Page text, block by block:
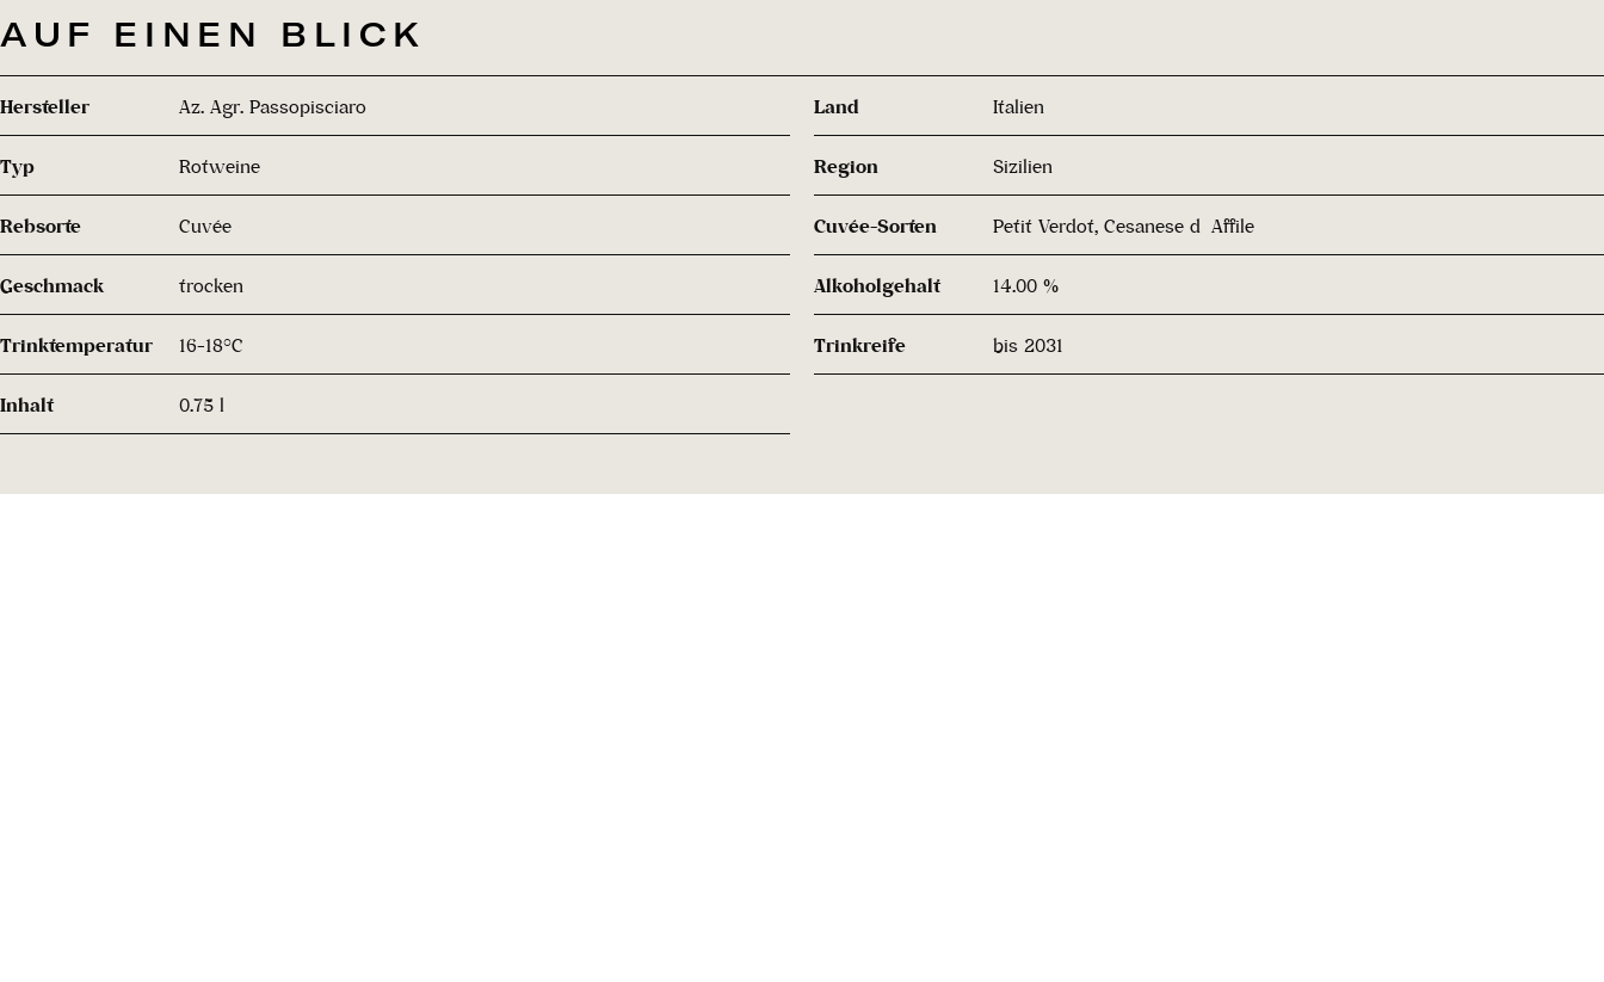
AUF EINEN BLICK
Hersteller Az. Agr. Passopisciaro Land Italien
Typ Rotweine Region Sizilien
Rebsorte Cuvée Cuvée-Sorten Petit Verdot, Cesanese d´Affile
Geschmack trocken Alkoholgehalt 14.00 %
Trinktemperatur 16-18°C Trinkreife bis 2031
Inhalt 0.75 l